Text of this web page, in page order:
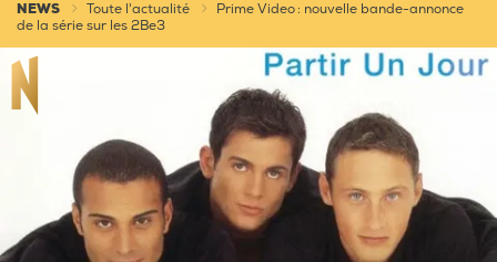
NEWS Toute l'actualité
Prime Video : nouvelle bande-annonce
de la série sur les 2Be3